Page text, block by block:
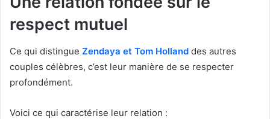
respect mutuel
Ce qui distingue Zendaya et Tom Holland des autres
couples célèbres, c’est leur manière de se respecter
profondément.
Voici ce qui caractérise leur relation :